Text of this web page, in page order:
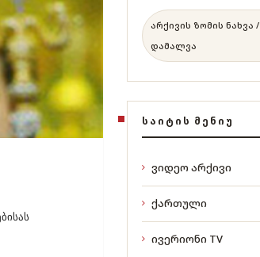
არქივის ზომის ნახვა /
დამალვა
ᲡᲐᲘᲢᲘᲡ ᲛᲔᲜᲘᲣ
ვიდეო არქივი
ქართული
ივერიონი TV